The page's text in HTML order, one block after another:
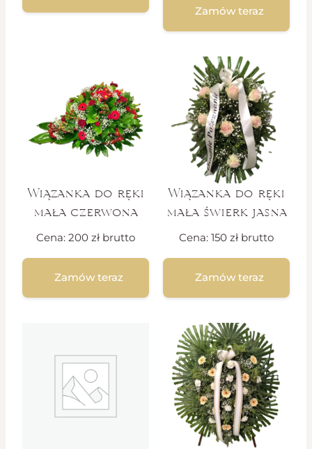
Zamów teraz
Wiązanka do ręki
mała czerwona
Cena: 200 zł brutto
Zamów teraz
Wiązanka do ręki
mała świerk jasna
Cena: 150 zł brutto
Zamów teraz